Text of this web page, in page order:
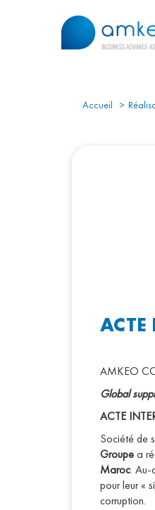
Accueil
AMKEO
Global
ACTE
Société de
Groupea
Maroc. Au-
pour leur «
corruption.